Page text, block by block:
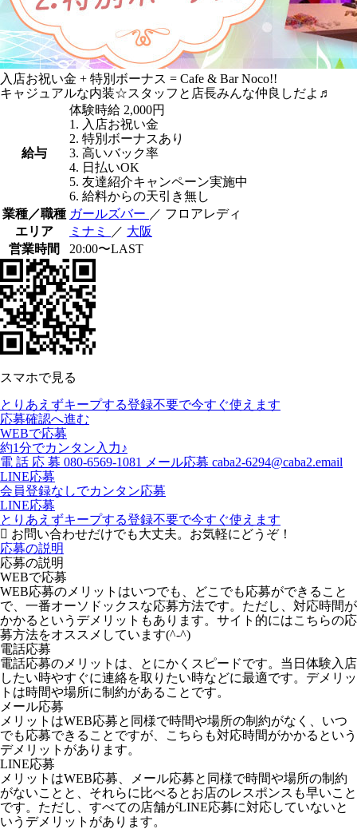
入店お祝い金 + 特別ボーナス = Cafe & Bar Noco!!
キャジュアルな内装☆スタッフと店長みんな仲良しだよ♬
給与
体験時給 2,000円
1. 入店お祝い金
2. 特別ボーナスあり
3. 高いバック率
4. 日払いOK
5. 友達紹介キャンペーン実施中
6. 給料からの天引き無し
業種／職種 ガールズバー ／ フロアレディ
エリア
ミナミ ／ 大阪
営業時間
20:00〜LAST
スマホで見る
とりあえずキープする登録不要で今すぐ使えます
応募確認へ進む
WEBで応募
約1分でカンタン入力♪
電 話 応 募 080-6569-1081 メール応募 caba2-6294@caba2.email
LINE応募
会員登録なしでカンタン応募
LINE応募
とりあえずキープする登録不要で今すぐ使えます
お問い合わせだけでも大丈夫。お気軽にどうぞ！
応募の説明
応募の説明
WEBで応募
WEB応募のメリットはいつでも、どこでも応募ができること
で、一番オーソドックスな応募方法です。ただし、対応時間が
かかるというデメリットもあります。サイト的にはこちらの応
募方法をオススメしています(^-^)
電話応募
電話応募のメリットは、とにかくスピードです。当日体験入店
したい時やすぐに連絡を取りたい時などに最適です。デメリッ
トは時間や場所に制約があることです。
メール応募
メリットはWEB応募と同様で時間や場所の制約がなく、いつ
でも応募できることですが、こちらも対応時間がかかるという
デメリットがあります。
LINE応募
メリットはWEB応募、メール応募と同様で時間や場所の制約
がないことと、それらに比べるとお店のレスポンスも早いこと
です。ただし、すべての店舗がLINE応募に対応していないと
いうデメリットがあります。